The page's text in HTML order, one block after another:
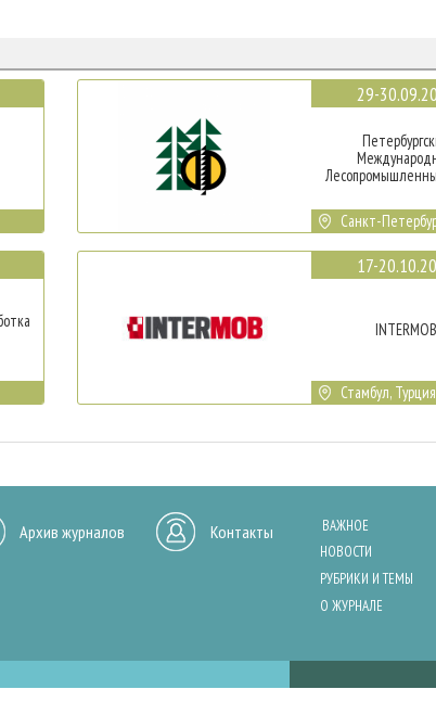
29-
Санкт-
17-
INTERMOB
Стамбул, Турция
Архив журналов Контакты
ВАЖНОЕ
НОВОСТИ
РУБРИКИ И ТЕМЫ
О ЖУРНАЛЕ